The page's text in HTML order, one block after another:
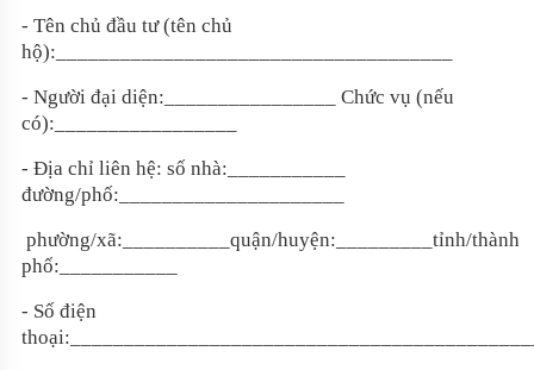
- Tên chủ đầu tư (tên chủ
hộ):
- Người đại diện:
Chức vụ (nếu
có):
- Địa chỉ liên hệ: số nhà:
đường/phố:
phường/xã:__________ quận/huyện:
tỉnh/thành
phố:
- Số điện
thoại: